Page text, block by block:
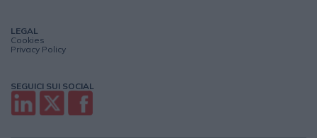
LEGAL
Cookies
Privacy Policy
SEGUICI SUI SOCIAL